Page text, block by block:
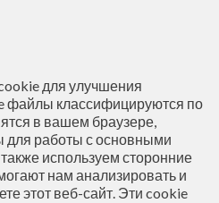
для улучшения
файлы классифицируются по
в вашем браузере,
для работы с основными
используем сторонние
нам анализировать и
этот веб-сайт. Эти cookie